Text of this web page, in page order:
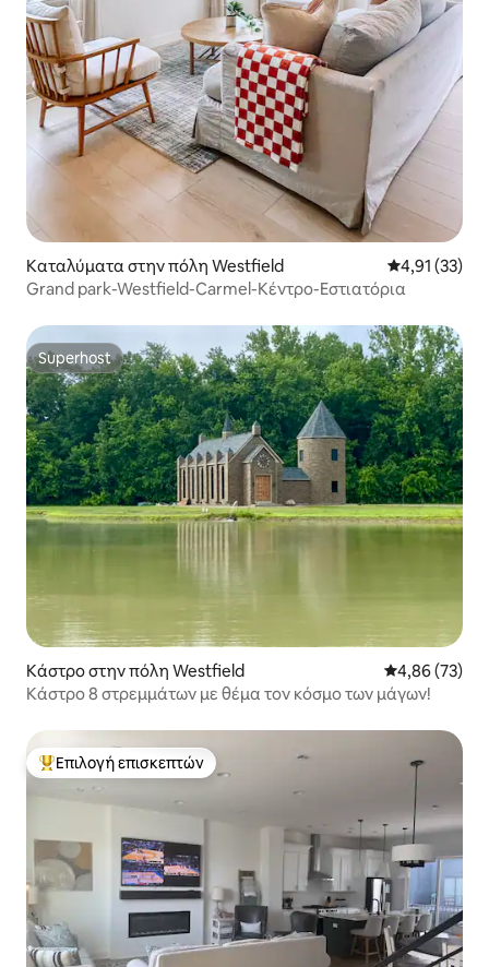
Καταλύματα στην πόλη Westfield Μέση
4,91 (33)
Grand park-Westfield-Carmel-Κέντρο-Εστιατόρια
Superhost
Superhost
Κάστρο στην πόλη Westfield Μέση
4,86 (73)
Κάστρο 8 στρεμμάτων με θέμα τον κόσμο των μάγων!
Κορυφαία επιλογή επισκεπτών
Επιλογή επισκεπτών